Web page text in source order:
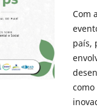
Com
país,